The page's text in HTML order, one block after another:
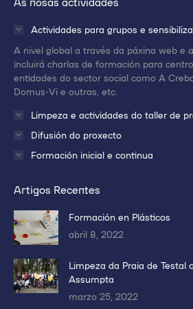
en
una
ventana/pestaña
en
una
ventana/pestaña
en
una
ventana/pestaña
Actividades para grupos e
A nivel global a través da páxina web e
incluirá charlas de formación para
entidades do sector social como A
Domus-Vi e outras, etc.
Limpeza e actividades do taller de
Difusión do proxecto
Formación inicial e continua
Artigos Recentes
Formación en Plásticos
abril 8, 2022
Limpeza da Praia de Testal
Assumpta
marzo 25, 2022